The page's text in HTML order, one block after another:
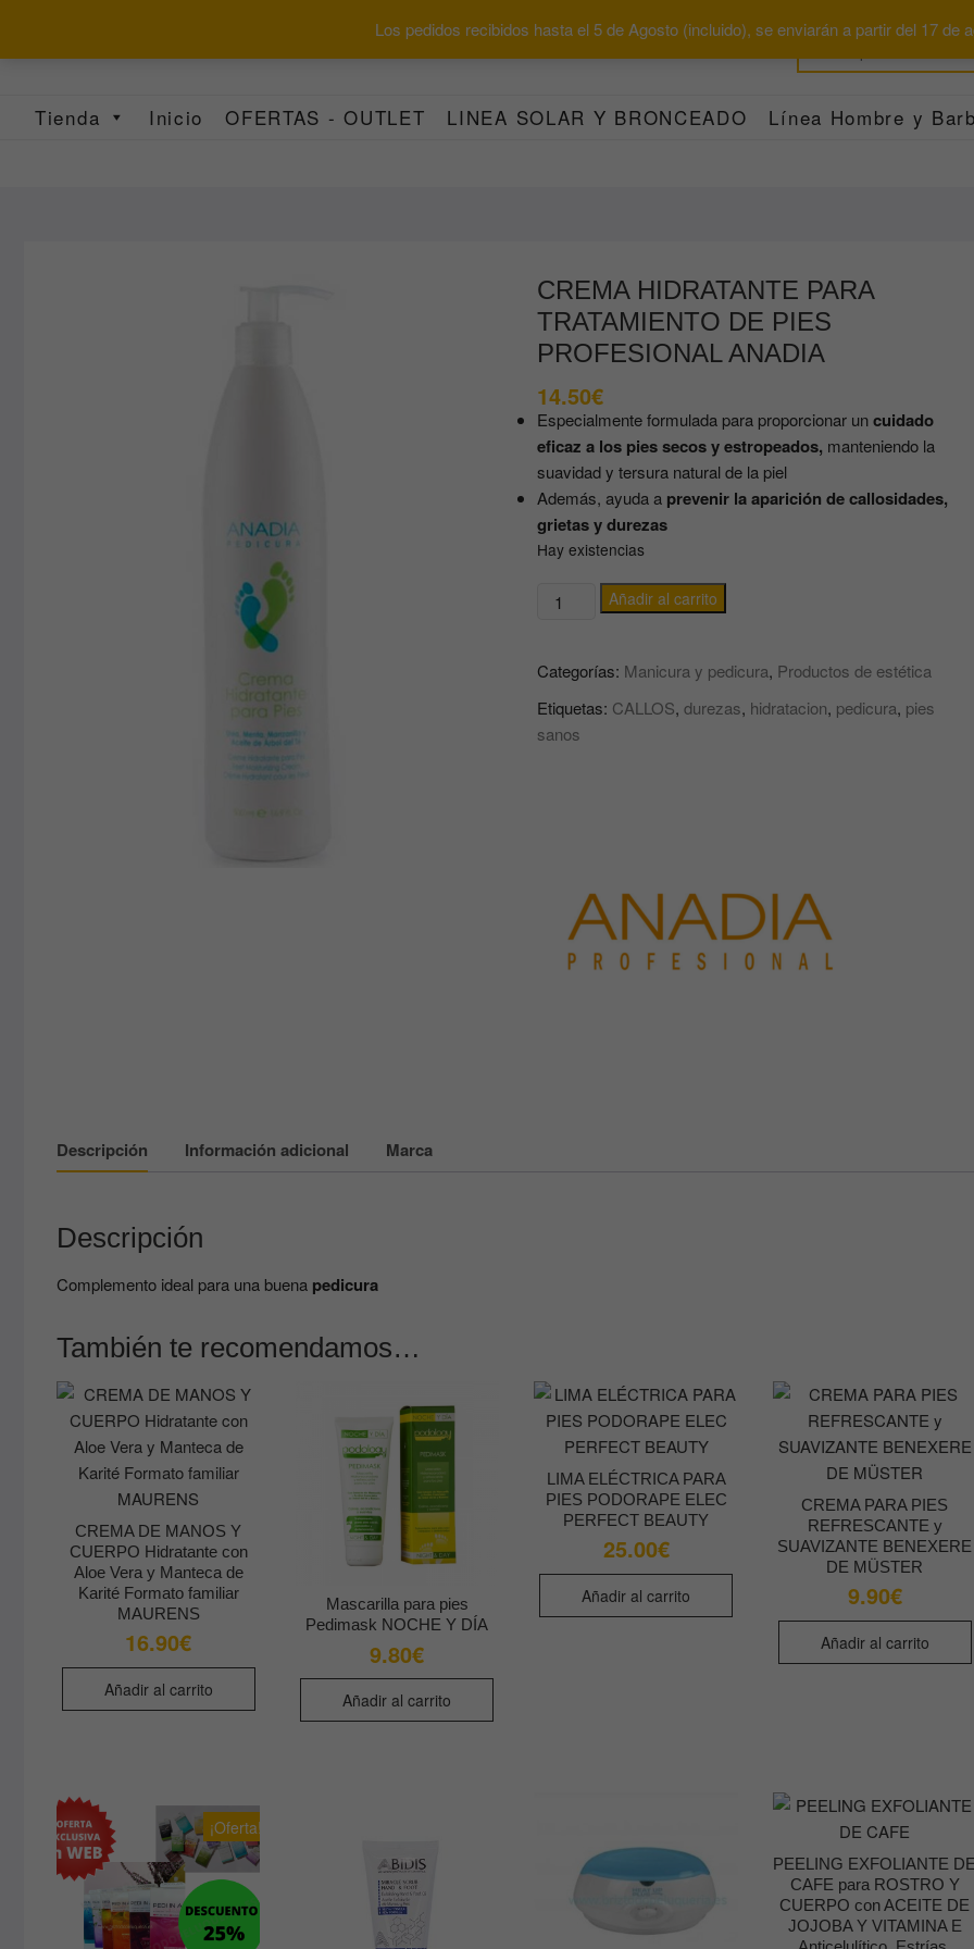
Los pedidos recibidos hasta el 5 de Agosto (incluido), se enviarán a partir del 17 de
contenido
Tienda Inicio OFERTAS - OUTLET LINEA SOLAR Y BRONCEADO Línea Hombre y
CREMA HIDRATANTE PARA
TRATAMIENTO DE PIES
PROFESIONAL ANADIA
14.50€
Especialmente formulada para proporcionar uncuidado
eficaz a los pies secos y estropeados, manteniendo la
suavidad y tersura natural de la piel
Además, ayuda a prevenir la aparición de callosidades,
grietas y durezas
Hay existencias
CREMA
HIDRATANTE
TRATAMIENTO
DE
PIES
Añadir al carrito
Categorías: Manicura y pedicura, Productos de estética
Etiquetas: CALLOS, durezas, hidratacion, pedicura, pies
sanos
Descripción Información adicional Marca
Descripción
Complemento ideal para una buena pedicura
También te recomendamos…
CREMA DE MANOS Y
CUERPO Hidratante con
Aloe Vera y Manteca de
Karité Formato familiar
MAURENS
16.90€
Añadir al carrito
Mascarilla para pies
Pedimask NOCHE Y DÍA
9.80€
Añadir al carrito
LIMA ELÉCTRICA PARA
PIES PODORAPE ELEC
PERFECT BEAUTY
25.00€
Añadir al carrito
CREMA PARA PIES
REFRESCANTE y
SUAVIZANTE BENEXERE
DE MÜSTER
9.90€
Añadir al carrito
¡Oferta!
PEELING EXFOLIANTE
CAFE para ROSTRO Y
CUERPO con ACEITE DE
JOJOBA Y VITAMINA E